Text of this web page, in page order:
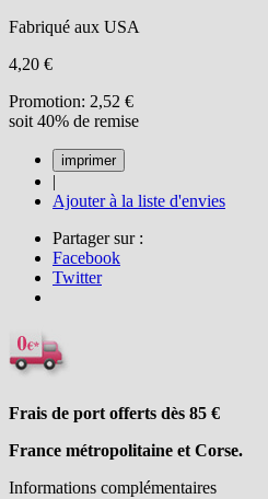
Fabriqué aux USA
4,20 €
Promotion: 2,52 €
soit 40% de remise
|
Ajouter à la liste d'envies
Partager sur :
Facebook
Twitter
Frais de port offerts dès 85 €
France métropolitaine et Corse.
Informations complémentaires